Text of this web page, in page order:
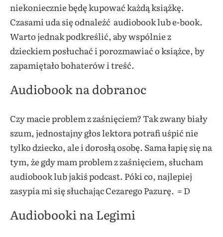
niekoniecznie będę kupować każdą książkę.
Czasami uda się odnaleźć audiobook lub e-book.
Warto jednak podkreślić, aby wspólnie z
dzieckiem posłuchać i porozmawiać o książce, by
zapamiętało bohaterów i treść.
Audiobook na dobranoc
Czy macie problem z zaśnięciem? Tak zwany biały
szum, jednostajny głos lektora potrafi uśpić nie
tylko dziecko, ale i dorosłą osobę. Sama łapię się na
tym, że gdy mam problem z zaśnięciem, słucham
audiobook lub jakiś podcast. Póki co, najlepiej
zasypia mi się słuchając Cezarego Pazurę. = D
Audiobooki na Legimi